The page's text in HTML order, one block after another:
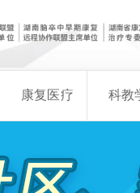
康复医疗 科教